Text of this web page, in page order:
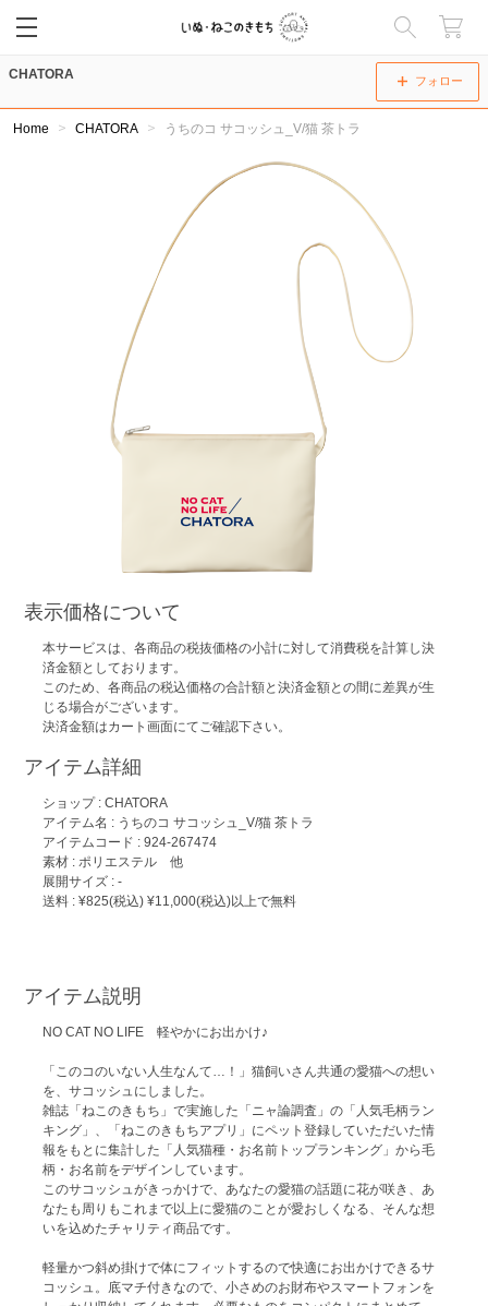
閉じる
CHATORA フォロー
Home CHATORA うちのコ サコッシュ_V/猫 茶トラ
表示価格について
本サービスは、各商品の税抜価格の小計に対して消費税を計算し決
済金額としております。
このため、各商品の税込価格の合計額と決済金額との間に差異が生
じる場合がございます。
決済金額はカート画面にてご確認下さい。
アイテム詳細
ショップ :CHATORA
アイテム名 : うちのコ サコッシュ_V/猫 茶トラ
アイテムコード : 924-267474
素材 : ポリエステル 他
展開サイズ : -
送料 : ¥825(税込) ¥11,000(税込)以上で無料
アイテム説明
NO CAT NO LIFE 軽やかにお出かけ♪
「このコのいない人生なんて…！」猫飼いさん共通の愛猫への想い
を、サコッシュにしました。
雑誌「ねこのきもち」で実施した「ニャ論調査」の「人気毛柄ラン
キング」、「ねこのきもちアプリ」にペット登録していただいた情
報をもとに集計した「人気猫種・お名前トップランキング」から毛
柄・お名前をデザインしています。
このサコッシュがきっかけで、あなたの愛猫の話題に花が咲き、あ
なたも周りもこれまで以上に愛猫のことが愛おしくなる、そんな想
いを込めたチャリティ商品です。
軽量かつ斜め掛けで体にフィットするので快適にお出かけできるサ
コッシュ。底マチ付きなので、小さめのお財布やスマートフォンを